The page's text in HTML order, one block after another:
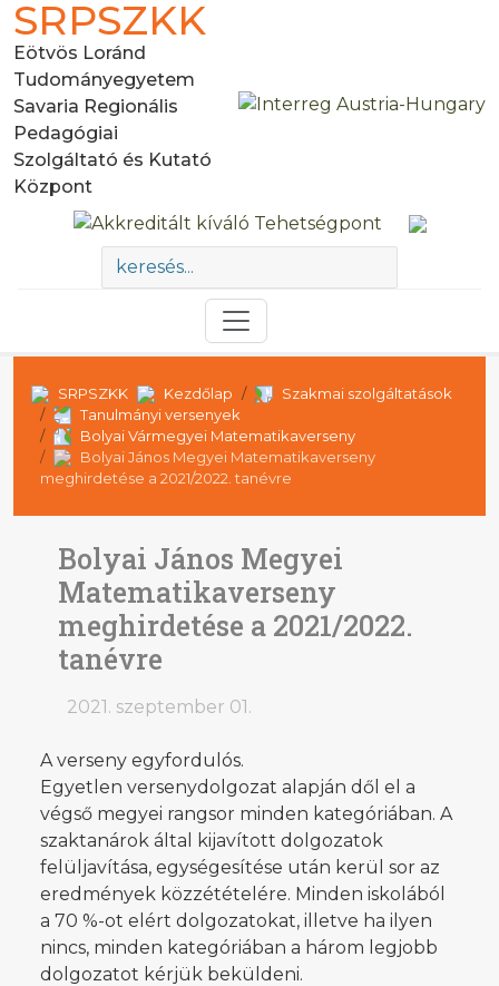
SRPSZKK
Eötvös Loránd
Tudományegyetem
Savaria Regionális
Pedagógiai
Szolgáltató és Kutató
Központ
SRPSZKK Kezdőlap
Szakmai szolgáltatások
Tanulmányi versenyek
Bolyai Vármegyei Matematikaverseny
Bolyai János Megyei Matematikaverseny
meghirdetése a 2021/2022. tanévre
Bolyai János Megyei
Matematikaverseny
meghirdetése a 2021/2022.
tanévre
2021. szeptember 01.
A verseny egyfordulós.
Egyetlen versenydolgozat alapján dől el a
végső megyei rangsor minden kategóriában. A
szaktanárok által kijavított dolgozatok
felüljavítása, egységesítése után kerül sor az
eredmények közzétételére. Minden iskolából
a 70 %-ot elért dolgozatokat, illetve ha ilyen
nincs, minden kategóriában a három legjobb
dolgozatot kérjük beküldeni.